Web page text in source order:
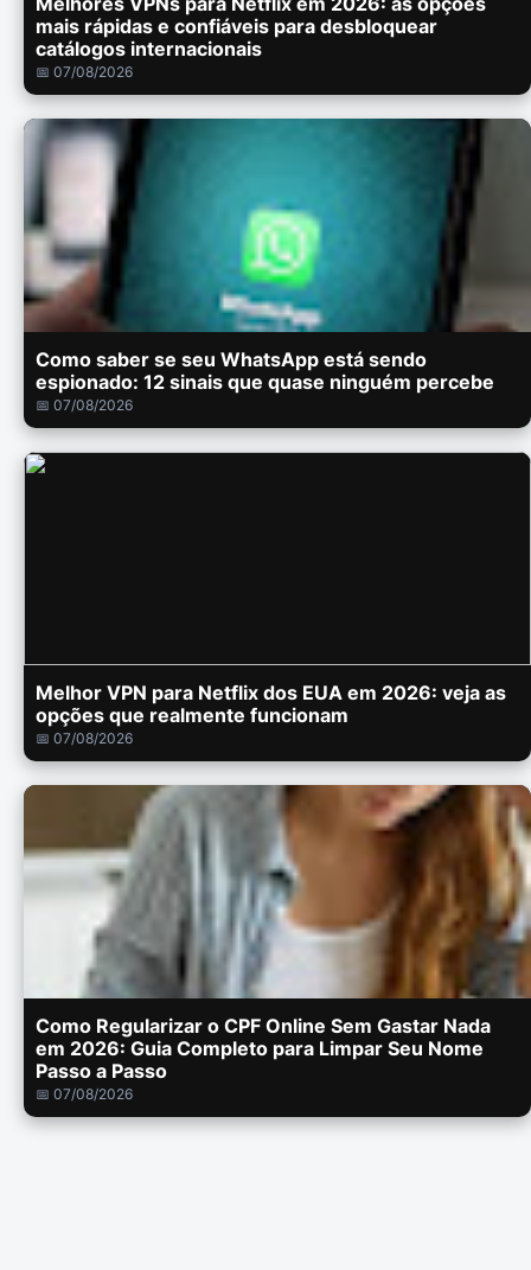
mais rápidas e confiáveis para desbloquear
catálogos internacionais
📅 07/08/2026
Como saber se seu WhatsApp está sendo
espionado: 12 sinais que quase ninguém percebe
📅 07/08/2026
Melhor VPN para Netflix dos EUA em 2026: veja as
opções que realmente funcionam
📅 07/08/2026
Como Regularizar o CPF Online Sem Gastar Nada
em 2026: Guia Completo para Limpar Seu Nome
Passo a Passo
📅 07/08/2026